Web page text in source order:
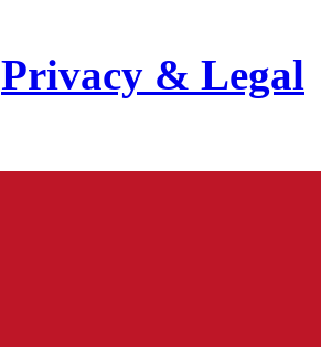
Privacy & Legal